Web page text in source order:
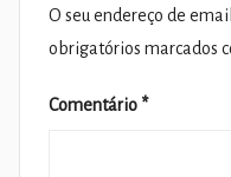
O seu endereço de
obrigatórios marcados
Comentário *